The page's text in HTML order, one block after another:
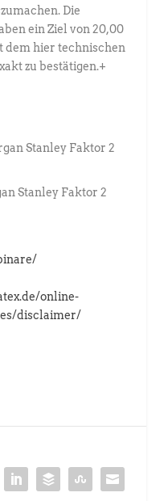
Die
ein Ziel von 20,00
dem hier technischen
zu bestätigen.+
Stanley Faktor 2
Stanley Faktor 2
online-
disclaimer/